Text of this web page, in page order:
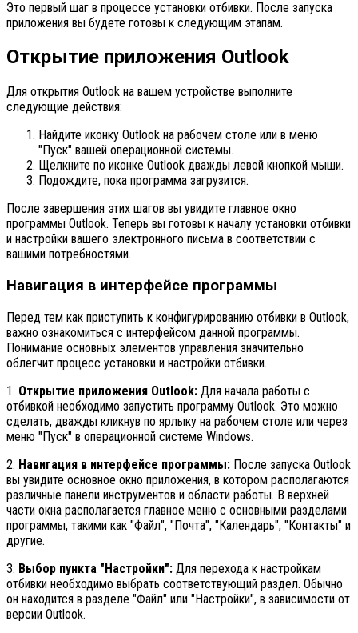
Это первый шаг в процессе установки отбивки. После запуска
приложения вы будете готовы к следующим этапам.
Открытие приложения Outlook
Для открытия Outlook на вашем устройстве выполните
следующие действия:
Найдите иконку Outlook на рабочем столе или в меню
"Пуск" вашей операционной системы.
Щелкните по иконке Outlook дважды левой кнопкой мыши.
Подождите, пока программа загрузится.
После завершения этих шагов вы увидите главное окно
программы Outlook. Теперь вы готовы к началу установки отбивки
и настройки вашего электронного письма в соответствии с
вашими потребностями.
Навигация в интерфейсе программы
Перед тем как приступить к конфигурированию отбивки в Outlook,
важно ознакомиться с интерфейсом данной программы.
Понимание основных элементов управления значительно
облегчит процесс установки и настройки отбивки.
1. Открытие приложения Outlook: Для начала работы с
отбивкой необходимо запустить программу Outlook. Это можно
сделать, дважды кликнув по ярлыку на рабочем столе или через
меню "Пуск" в операционной системе Windows.
2. Навигация в интерфейсе программы: После запуска Outlook
вы увидите основное окно приложения, в котором располагаются
различные панели инструментов и области работы. В верхней
части окна располагается главное меню с основными разделами
программы, такими как "Файл", "Почта", "Календарь", "Контакты" и
другие.
3. Выбор пункта "Настройки": Для перехода к настройкам
отбивки необходимо выбрать соответствующий раздел. Обычно
он находится в разделе "Файл" или "Настройки", в зависимости от
версии Outlook.